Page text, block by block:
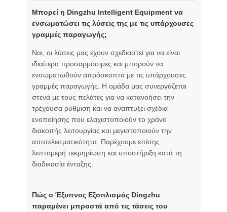
Μπορεί η Dingzhu Intelligent Equipment να
ενσωματώσει τις λύσεις της με τις υπάρχουσες
γραμμές παραγωγής;
Ναι, οι λύσεις μας έχουν σχεδιαστεί για να είναι
ιδιαίτερα προσαρμόσιμες και μπορούν να
ενσωματωθούν απρόσκοπτα με τις υπάρχουσες
γραμμές παραγωγής. Η ομάδα μας συνεργάζεται
στενά με τους πελάτες για να κατανοήσει την
τρέχουσα ρύθμιση και να αναπτύξει σχέδια
ενοποίησης που ελαχιστοποιούν το χρόνο
διακοπής λειτουργίας και μεγιστοποιούν την
αποτελεσματικότητα. Παρέχουμε επίσης
λεπτομερή τεκμηρίωση και υποστήριξη κατά τη
διαδικασία ένταξης.
Πώς ο Έξυπνος Εξοπλισμός Dingzhu
παραμένει μπροστά από τις τάσεις του